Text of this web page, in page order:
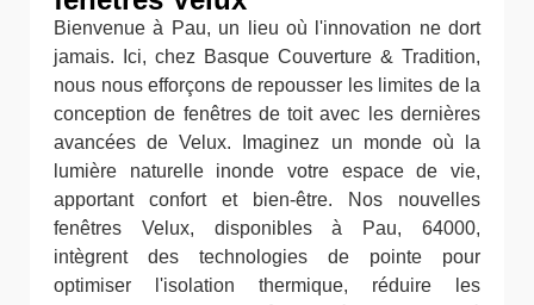
Bienvenue à Pau, un lieu où l'innovation ne dort
jamais. Ici, chez Basque Couverture & Tradition,
nous nous efforçons de repousser les limites de la
conception de fenêtres de toit avec les dernières
avancées de Velux. Imaginez un monde où la
lumière naturelle inonde votre espace de vie,
apportant confort et bien-être. Nos nouvelles
fenêtres Velux, disponibles à Pau, 64000,
intègrent des technologies de pointe pour
optimiser l'isolation thermique, réduire les